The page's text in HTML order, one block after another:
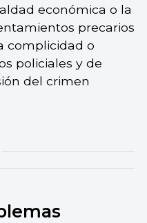
económica o la
precarios
complicidad o
policiales y de
del crimen